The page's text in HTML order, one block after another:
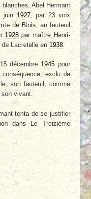
Abel Hermant
juin1927 , par 23 voix
de Blois, au fauteuil
1928par maître Henri-
Lacretelle en 1938
décembre 1945 pour
exclu de
son fauteuil, comme
son vivant.
tenta de se justifier
dans Le Treizième